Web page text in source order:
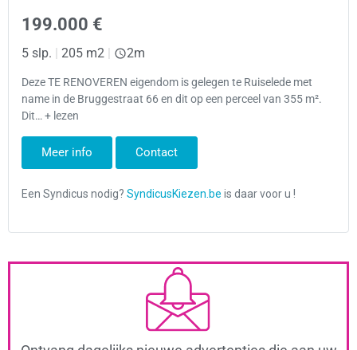
199.000 €
5 slp. | 205 m2 | 2m
Deze TE RENOVEREN eigendom is gelegen te Ruiselede met
name in de Bruggestraat 66 en dit op een perceel van 355 m².
Dit… + lezen
Meer info Contact